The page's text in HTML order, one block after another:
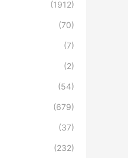
(1912)
(70)
(7)
(2)
(54)
(679)
(37)
(232)